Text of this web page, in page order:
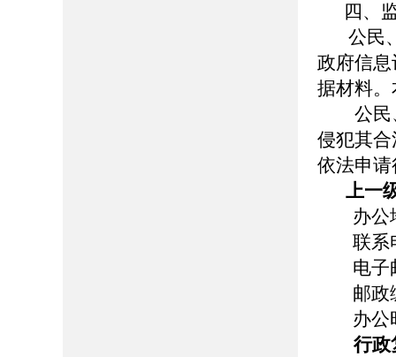
四、监
公民、
政府信
据材料
公民、
侵犯其
依法申
上一
办公
联系
电子
邮政
办公
行政